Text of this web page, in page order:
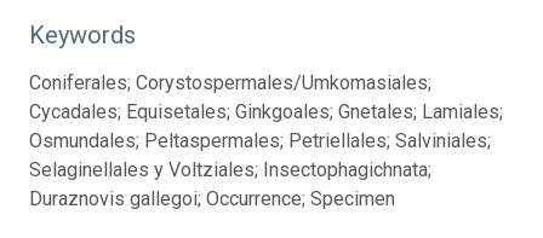
Keywords
Coniferales; Corystospermales/Umkomasiales;
Cycadales; Equisetales; Ginkgoales; Gnetales; Lamiales;
Osmundales; Peltaspermales; Petriellales; Salviniales;
Selaginellales y Voltziales; Insectophagichnata;
Duraznovis gallegoi; Occurrence; Specimen